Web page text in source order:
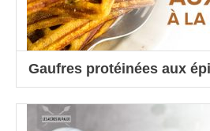
Gaufres protéinées aux